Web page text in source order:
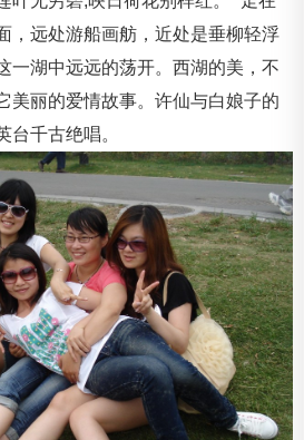
，远处游船画舫，近处是垂柳轻浮
一湖中远远的荡开。西湖的美，不
美丽的爱情故事。许仙与白娘子的
台千古绝唱。